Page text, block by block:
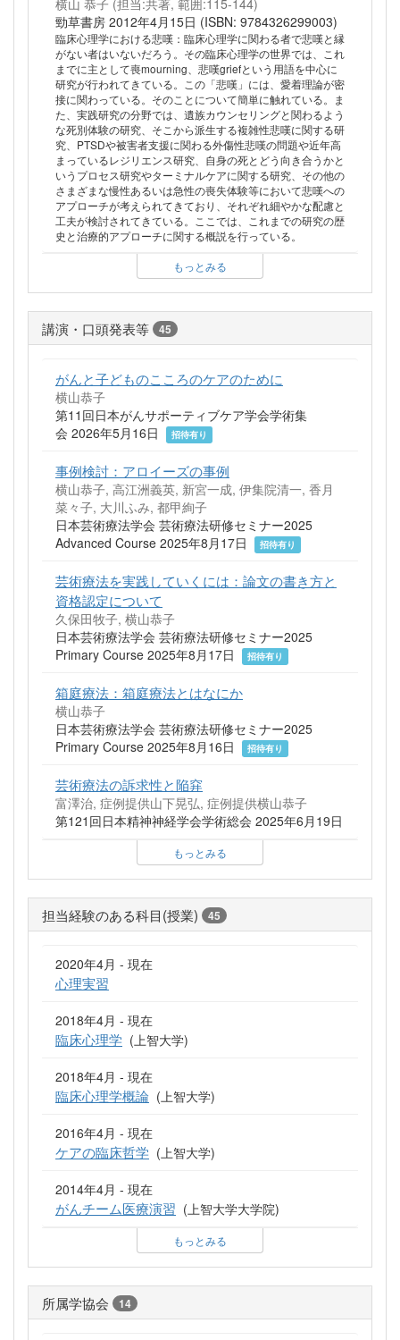
横山 恭子 (担当:共著, 範囲:115-144)
勁草書房 2012年4月15日 (ISBN: 9784326299003)
臨床心理学における悲嘆：臨床心理学に関わる者で悲嘆と縁
がない者はいないだろう。その臨床心理学の世界では、これ
までに主として喪mourning、悲嘆griefという用語を中心に
研究が行われてきている。この「悲嘆」には、愛着理論が密
接に関わっている。そのことについて簡単に触れている。ま
た、実践研究の分野では、遺族カウンセリングと関わるよう
な死別体験の研究、そこから派生する複雑性悲嘆に関する研
究、PTSDや被害者支援に関わる外傷性悲嘆の問題や近年高
まっているレジリエンス研究、自身の死とどう向き合うかと
いうプロセス研究やターミナルケアに関する研究、その他の
さまざまな慢性あるいは急性の喪失体験等において悲嘆への
アプローチが考えられてきており、それぞれ細やかな配慮と
工夫が検討されてきている。ここでは、これまでの研究の歴
史と治療的アプローチに関する概説を行っている。
もっとみる
講演・口頭発表等 45
がんと子どものこころのケアのために
横山恭子
第11回日本がんサポーティブケア学会学術集
会 2026年5月16日
招待有り
事例検討：アロイーズの事例
横山恭子, 高江洲義英, 新宮一成, 伊集院清一, 香月
菜々子, 大川ふみ, 都甲絢子
日本芸術療法学会 芸術療法研修セミナー2025
Advanced Course 2025年8月17日
招待有り
芸術療法を実践していくには：論文の書き方と
資格認定について
久保田牧子, 横山恭子
日本芸術療法学会 芸術療法研修セミナー2025
Primary Course 2025年8月17日
招待有り
箱庭療法：箱庭療法とはなにか
横山恭子
日本芸術療法学会 芸術療法研修セミナー2025
Primary Course 2025年8月16日
招待有り
芸術療法の訴求性と陥穽
富澤治, 症例提供山下晃弘, 症例提供横山恭子
第121回日本精神神経学会学術総会 2025年6月19日
もっとみる
担当経験のある科目(授業) 45
2020年4月 - 現在
心理実習
2018年4月 - 現在
臨床心理学 (上智大学)
2018年4月 - 現在
臨床心理学概論 (上智大学)
2016年4月 - 現在
ケアの臨床哲学 (上智大学)
2014年4月 - 現在
がんチーム医療演習 (上智大学大学院)
もっとみる
所属学協会 14